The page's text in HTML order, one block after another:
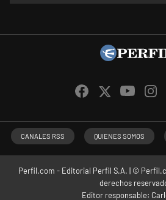
CANALES RSS QUIENES SOMOS
Perfil.com - Editorial Perfil S.A. | ©
derechos
Editor responsable: